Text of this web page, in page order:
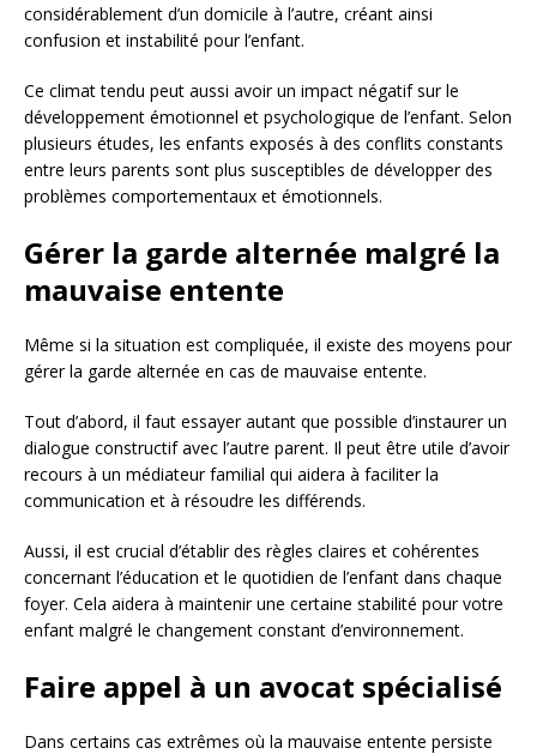
considérablement d’un domicile à l’autre, créant ainsi
confusion et instabilité pour l’enfant.
Ce climat tendu peut aussi avoir un impact négatif sur le
développement émotionnel et psychologique de l’enfant. Selon
plusieurs études, les enfants exposés à des conflits constants
entre leurs parents sont plus susceptibles de développer des
problèmes comportementaux et émotionnels.
Gérer la garde alternée malgré la
mauvaise entente
Même si la situation est compliquée, il existe des moyens pour
gérer la garde alternée en cas de mauvaise entente.
Tout d’abord, il faut essayer autant que possible d’instaurer un
dialogue constructif avec l’autre parent. Il peut être utile d’avoir
recours à un médiateur familial qui aidera à faciliter la
communication et à résoudre les différends.
Aussi, il est crucial d’établir des règles claires et cohérentes
concernant l’éducation et le quotidien de l’enfant dans chaque
foyer. Cela aidera à maintenir une certaine stabilité pour votre
enfant malgré le changement constant d’environnement.
Faire appel à un avocat spécialisé
Dans certains cas extrêmes où la mauvaise entente persiste